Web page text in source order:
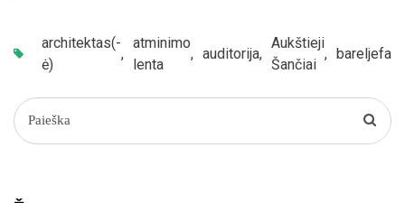
architektas(-
ė)
,
atminimo
lenta
, auditorija,
Aukštieji
Šančiai
, bareljefas